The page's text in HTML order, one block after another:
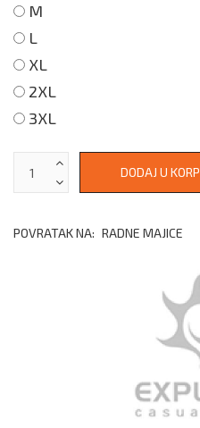
M
L
XL
2XL
3XL
POVRATAK NA: RADNE MAJICE